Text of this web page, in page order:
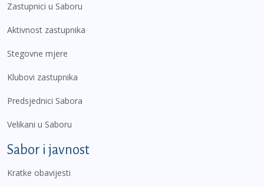
Zastupnici u Saboru
Aktivnost zastupnika
Stegovne mjere
Klubovi zastupnika
Predsjednici Sabora
Velikani u Saboru
Sabor i javnost
Kratke obavijesti